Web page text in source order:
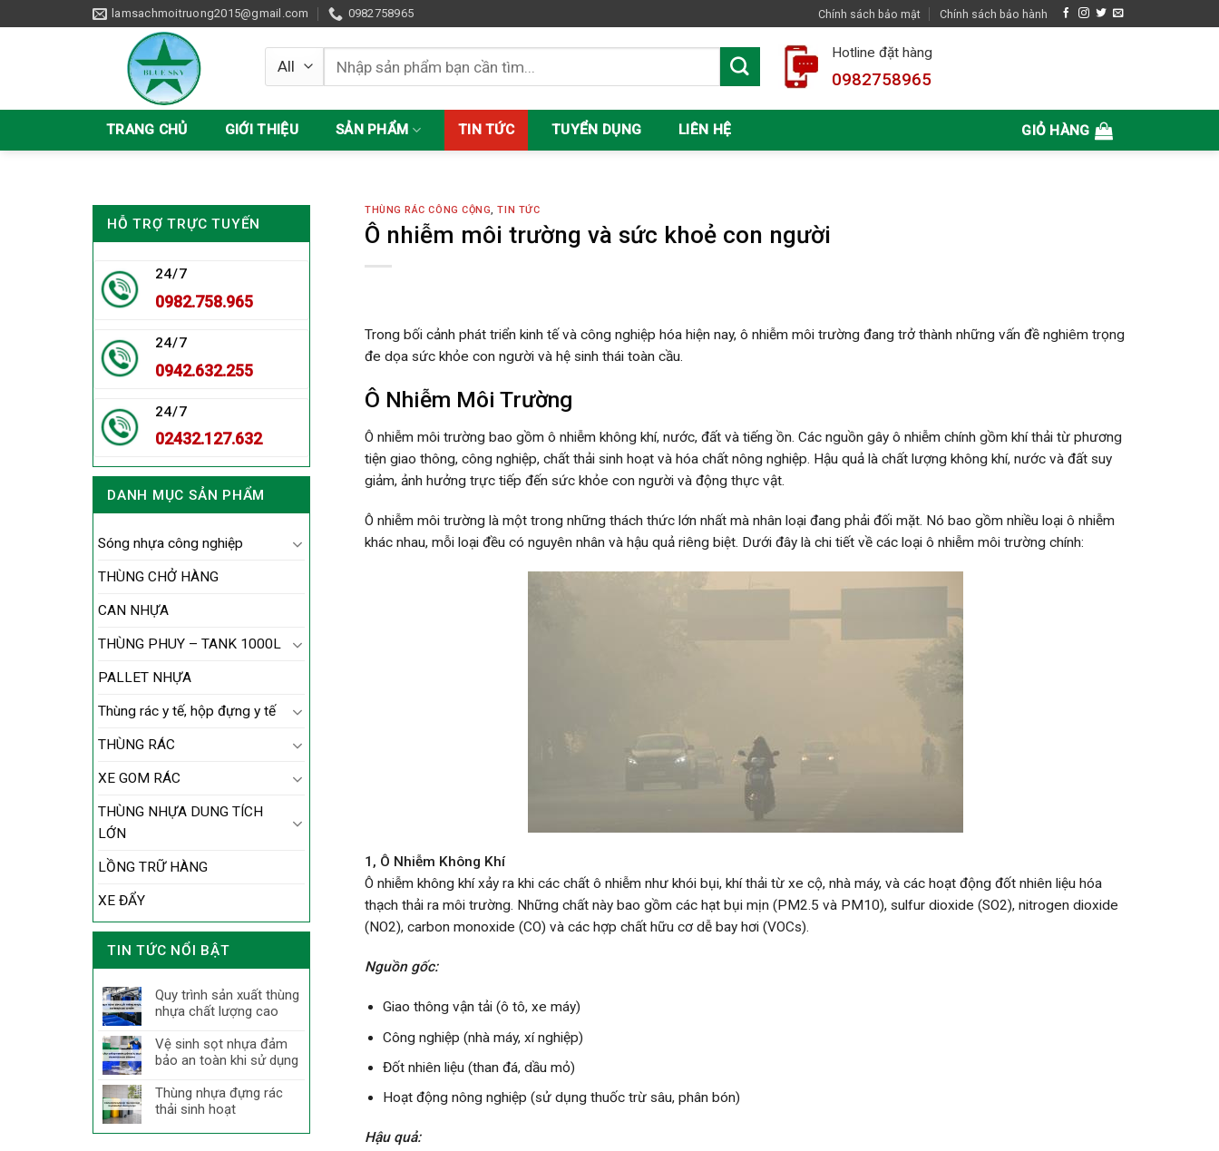
to
lamsachmoitruong2015@gmail.com 0982758965 Chính sách bảo mật Chính sách bảo hành
Tìm
kiếm:
Hotline đặt hàng
0982758965
TRANG CHỦ GIỚI THIỆU SẢN PHẨM TIN TỨC TUYỂN DỤNG LIÊN HỆ GIỎ HÀNG
HỖ TRỢ TRỰC TUYẾN
24/7
0982.758.965
24/7
0942.632.255
24/7
02432.127.632
DANH MỤC SẢN PHẨM
Sóng nhựa công nghiệp
THÙNG CHỞ HÀNG
CAN NHỰA
THÙNG PHUY – TANK 1000L
PALLET NHỰA
Thùng rác y tế, hộp đựng y tế
THÙNG RÁC
XE GOM RÁC
THÙNG NHỰA DUNG TÍCH
LỚN
LỒNG TRỮ HÀNG
XE ĐẨY
TIN TỨC NỔI BẬT
Quy trình sản xuất thùng
nhựa chất lượng cao
Vệ sinh sọt nhựa đảm
bảo an toàn khi sử dụng
Thùng nhựa đựng rác
thải sinh hoạt
THÙNG RÁC CÔNG CỘNG,TIN TỨC
Ô nhiễm môi trường và sức khoẻ con người
Trong bối cảnh phát triển kinh tế và công nghiệp hóa hiện nay, ô nhiễm môi trường đang trở thành những vấn đề nghiêm trọng
đe dọa sức khỏe con người và hệ sinh thái toàn cầu.
Ô Nhiễm Môi Trường
Ô nhiễm môi trường bao gồm ô nhiễm không khí, nước, đất và tiếng ồn. Các nguồn gây ô nhiễm chính gồm khí thải từ phương
tiện giao thông, công nghiệp, chất thải sinh hoạt và hóa chất nông nghiệp. Hậu quả là chất lượng không khí, nước và đất suy
giảm, ảnh hưởng trực tiếp đến sức khỏe con người và động thực vật.
Ô nhiễm môi trường là một trong những thách thức lớn nhất mà nhân loại đang phải đối mặt. Nó bao gồm nhiều loại ô nhiễm
khác nhau, mỗi loại đều có nguyên nhân và hậu quả riêng biệt. Dưới đây là chi tiết về các loại ô nhiễm môi trường chính:
1, Ô Nhiễm Không Khí
Ô nhiễm không khí xảy ra khi các chất ô nhiễm như khói bụi, khí thải từ xe cộ, nhà máy, và các hoạt động đốt nhiên liệu hóa
thạch thải ra môi trường. Những chất này bao gồm các hạt bụi mịn (PM2.5 và PM10), sulfur dioxide (SO2), nitrogen dioxide
(NO2), carbon monoxide (CO) và các hợp chất hữu cơ dễ bay hơi (VOCs).
Nguồn gốc:
Giao thông vận tải (ô tô, xe máy)
Công nghiệp (nhà máy, xí nghiệp)
Đốt nhiên liệu (than đá, dầu mỏ)
Hoạt động nông nghiệp (sử dụng thuốc trừ sâu, phân bón)
Hậu quả: